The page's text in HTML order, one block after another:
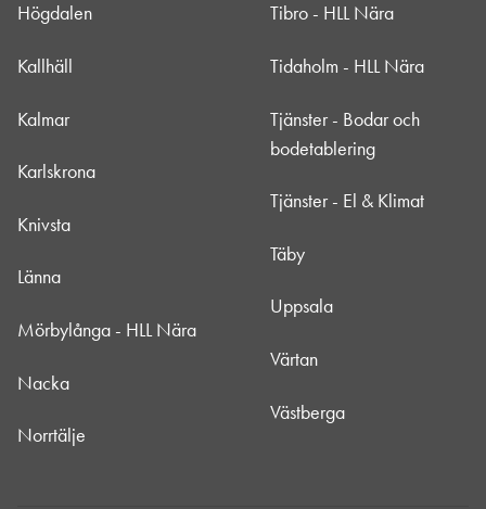
Högdalen
Kallhäll
Kalmar
Karlskrona
Knivsta
Länna
Mörbylånga - HLL Nära
Nacka
Norrtälje
Tibro - HLL Nära
Tidaholm - HLL Nära
Tjänster - Bodar och
bodetablering
Tjänster - El & Klimat
Täby
Uppsala
Värtan
Västberga